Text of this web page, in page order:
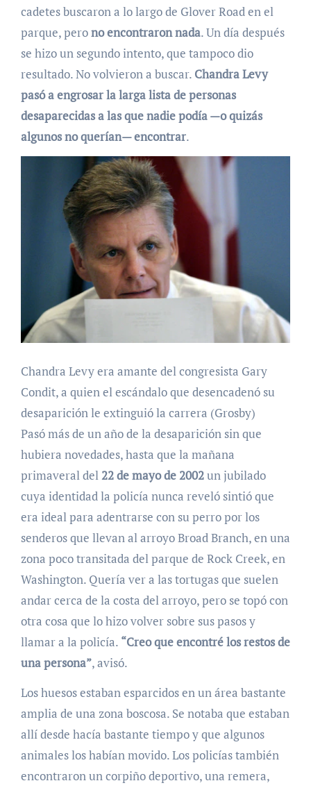
cadetes buscaron a lo largo de Glover Road en el
parque, perono encontraron nada. Un día después
se hizo un segundo intento, que tampoco dio
resultado. No volvieron a buscar. Chandra Levy
pasó a engrosar la larga lista de personas
desaparecidas a las que nadie podía —o quizás
algunos no querían— encontrar.
Chandra Levy era amante del congresista Gary
Condit, a quien el escándalo que desencadenó su
desaparición le extinguió la carrera (Grosby)
Pasó más de un año de la desaparición sin que
hubiera novedades, hasta que la mañana
primaveral del22 de mayo de 2002un jubilado
cuya identidad la policía nunca reveló sintió que
era ideal para adentrarse con su perro por los
senderos que llevan al arroyo Broad Branch, en una
zona poco transitada del parque de Rock Creek, en
Washington. Quería ver a las tortugas que suelen
andar cerca de la costa del arroyo, pero se topó con
otra cosa que lo hizo volver sobre sus pasos y
llamar a la policía. “Creo que encontré los restos de
una persona”, avisó.
Los huesos estaban esparcidos en un área bastante
amplia de una zona boscosa. Se notaba que estaban
allí desde hacía bastante tiempo y que algunos
animales los habían movido. Los policías también
encontraron un corpiño deportivo, una remera,